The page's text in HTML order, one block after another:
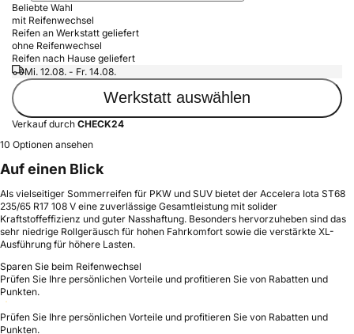
Beliebte Wahl
mit Reifenwechsel
Reifen an Werkstatt geliefert
ohne Reifenwechsel
Reifen nach Hause geliefert
Mi. 12.08. - Fr. 14.08.
Werkstatt auswählen
Verkauf durch CHECK24
10 Optionen ansehen
Auf einen Blick
Als vielseitiger Sommerreifen für PKW und SUV bietet der Accelera Iota ST68
235/65 R17 108 V eine zuverlässige Gesamtleistung mit solider
Kraftstoffeffizienz und guter Nasshaftung. Besonders hervorzuheben sind das
sehr niedrige Rollgeräusch für hohen Fahrkomfort sowie die verstärkte XL-
Ausführung für höhere Lasten.
Sparen Sie beim Reifenwechsel
Prüfen Sie Ihre persönlichen Vorteile und profitieren Sie von Rabatten und
Punkten.
Prüfen Sie Ihre persönlichen Vorteile und profitieren Sie von Rabatten und
Punkten.